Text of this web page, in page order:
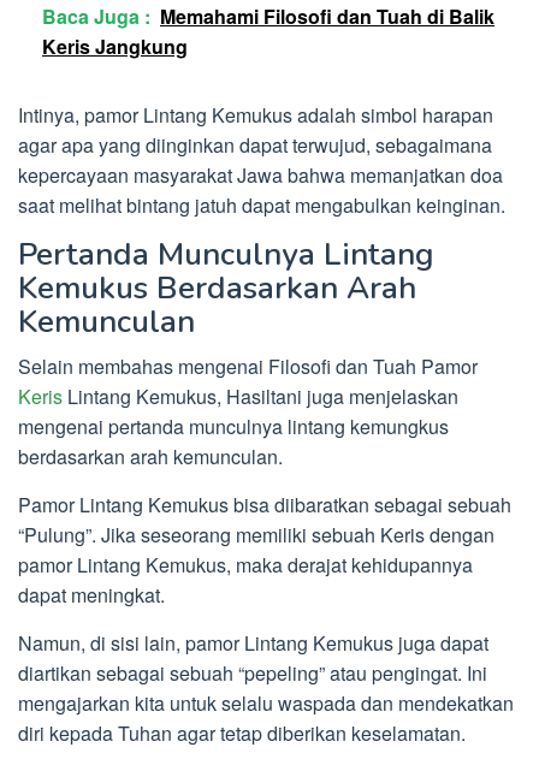
Baca Juga : Memahami Filosofi dan Tuah di Balik
Keris Jangkung
Intinya, pamor Lintang Kemukus adalah simbol harapan
agar apa yang diinginkan dapat terwujud, sebagaimana
kepercayaan masyarakat Jawa bahwa memanjatkan doa
saat melihat bintang jatuh dapat mengabulkan keinginan.
Pertanda Munculnya Lintang
Kemukus Berdasarkan Arah
Kemunculan
Selain membahas mengenai Filosofi dan Tuah Pamor
Keris Lintang Kemukus, Hasiltani juga menjelaskan
mengenai pertanda munculnya lintang kemungkus
berdasarkan arah kemunculan.
Pamor Lintang Kemukus bisa diibaratkan sebagai sebuah
“Pulung”. Jika seseorang memiliki sebuah Keris dengan
pamor Lintang Kemukus, maka derajat kehidupannya
dapat meningkat.
Namun, di sisi lain, pamor Lintang Kemukus juga dapat
diartikan sebagai sebuah “pepeling” atau pengingat. Ini
mengajarkan kita untuk selalu waspada dan mendekatkan
diri kepada Tuhan agar tetap diberikan keselamatan.